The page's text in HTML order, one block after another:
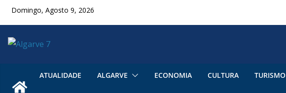
SkipDomingo, Agosto 9, 2026
ATUALIDADE ALGARVE ECONOMIA CULTURA TURISMO